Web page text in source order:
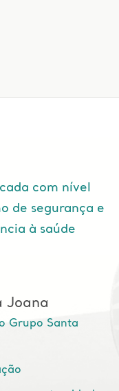
com nível
de segurança e
à saúde
Joana
Grupo Santa